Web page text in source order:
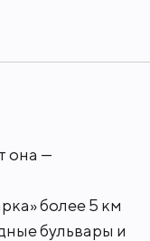
она —
более 5 км
бульвары и